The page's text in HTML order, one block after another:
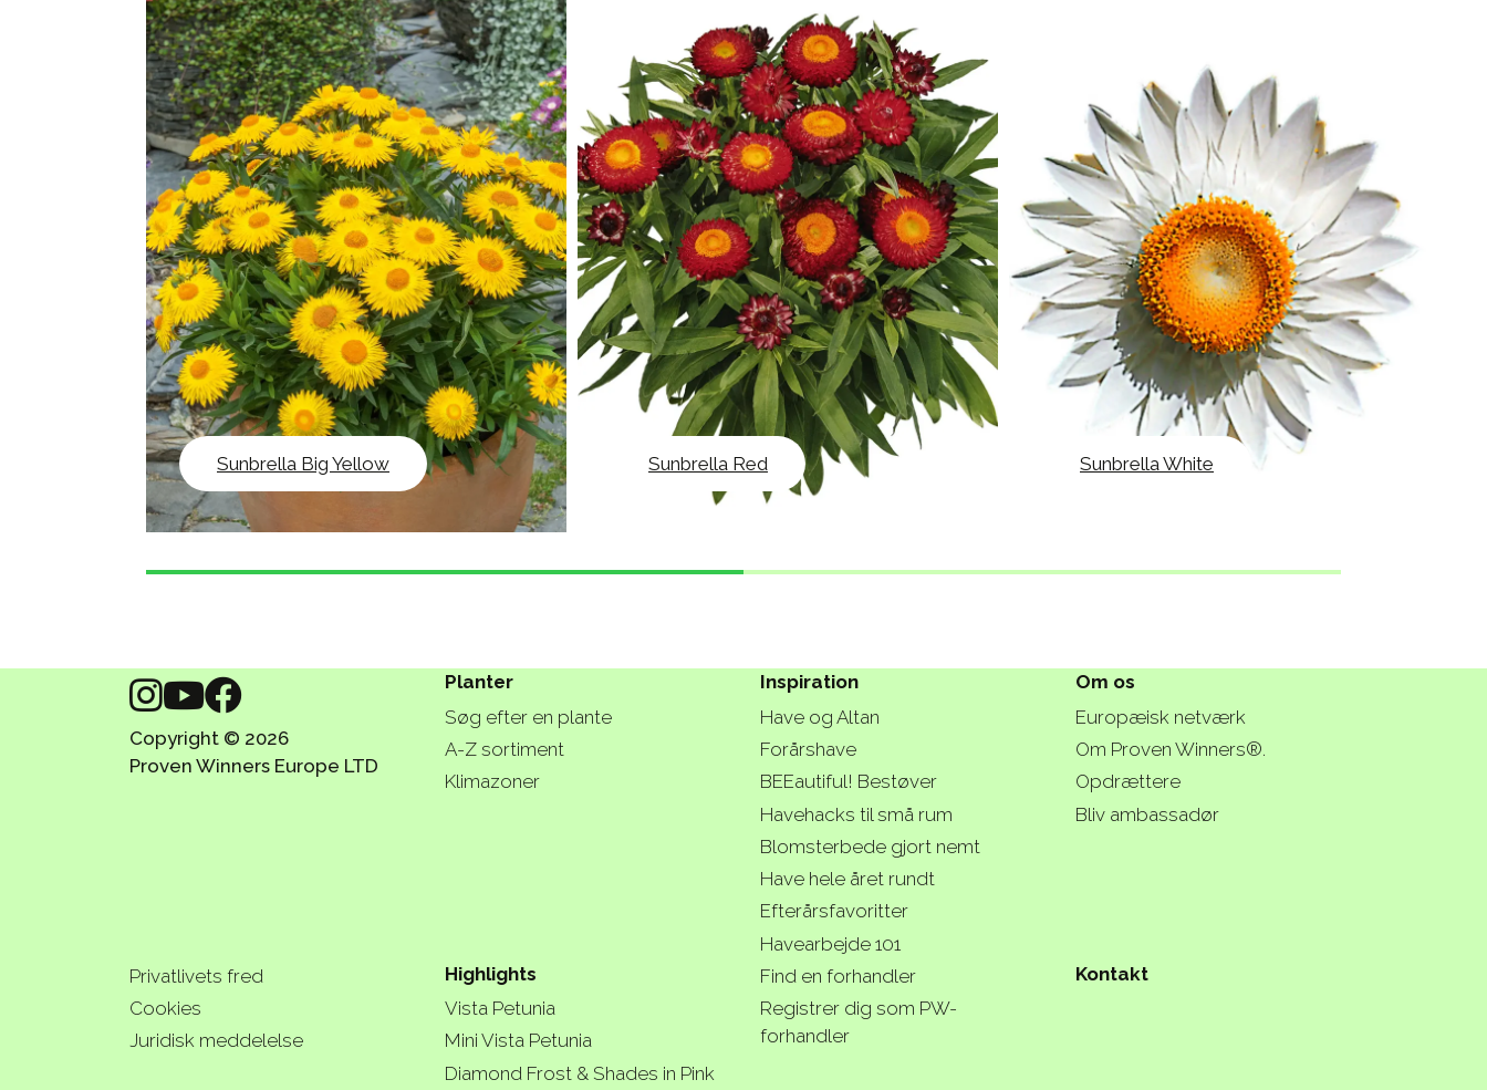
Sunbrella Big Yellow Sunbrella Red Sunbrella White
Copyright © 2026
Proven Winners Europe LTD
Planter
Søg efter en plante
A-Z sortiment
Klimazoner
Inspiration
Have og Altan
Forårshave
BEEautiful! Bestøver
Havehacks til små rum
Blomsterbede gjort nemt
Have hele året rundt
Efterårsfavoritter
Havearbejde 101
Om os
Europæisk netværk
Om Proven Winners®.
Opdrættere
Bliv ambassadør
Privatlivets fred
Cookies
Juridisk meddelelse
Highlights
Vista Petunia
Mini Vista Petunia
Diamond Frost & Shades in Pink
Find en forhandler
Registrer dig som PW-
forhandler
Kontakt